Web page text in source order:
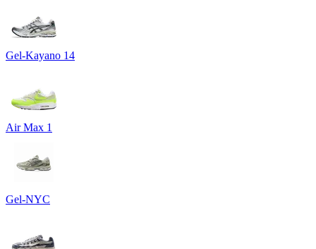
Gel-Kayano 14
Air Max 1
Gel-NYC